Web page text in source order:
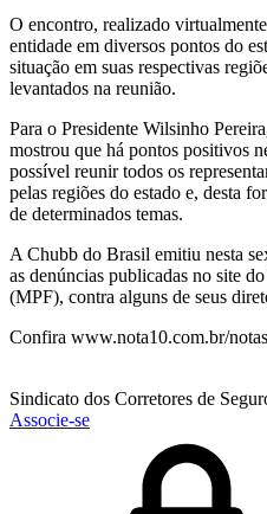
O encontro, realizado
entidade em diversos pontos do
situação em suas respectivas
levantados na reunião.
Para o Presidente Wilsinho
mostrou que há pontos positivos
possível reunir todos os
pelas regiões do estado e, desta
de determinados temas.
A Chubb do Brasil emitiu nesta
as denúncias publicadas no site
(MPF), contra alguns de seus
Confira www.nota10.com.br/
Sindicato dos Corretores de
Associe-se